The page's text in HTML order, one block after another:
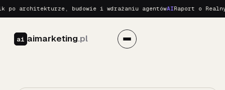
budowie i wdrażaniu agentówAIRaport o Realnych
ai aimarketing.pl